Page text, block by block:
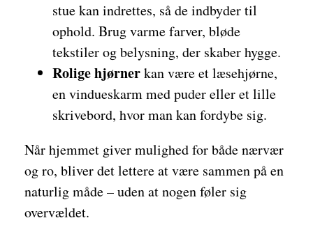
stue kan indrettes, så de indbyder til
ophold. Brug varme farver, bløde
tekstiler og belysning, der skaber hygge.
Rolige hjørnerkan være et læsehjørne,
en vindueskarm med puder eller et lille
skrivebord, hvor man kan fordybe sig.
Når hjemmet giver mulighed for både nærvær
og ro, bliver det lettere at være sammen på en
naturlig måde – uden at nogen føler sig
overvældet.